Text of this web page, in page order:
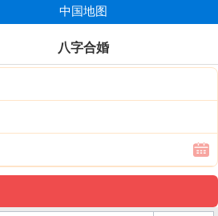
中国地图
八字合婚